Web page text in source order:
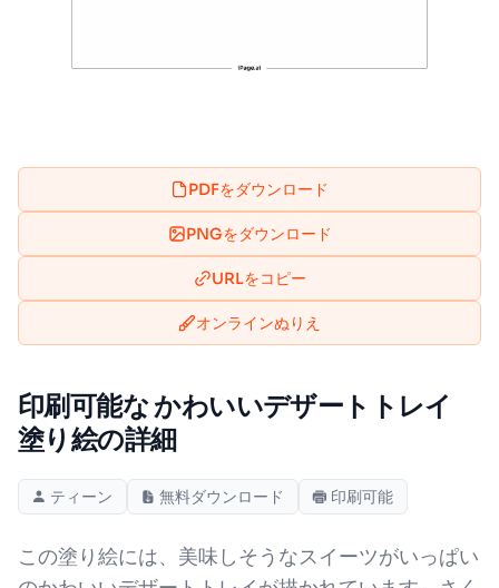
PDFをダウンロード
PNGをダウンロード
URLをコピー
オンラインぬりえ
印刷可能な かわいいデザートトレイ
塗り絵の詳細
ティーン 無料ダウンロード 印刷可能
この塗り絵には、美味しそうなスイーツがいっぱい